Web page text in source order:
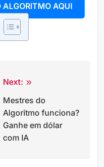
ALGORITMO AQUI
Next:
Mestres do
Algoritmo funciona?
Ganhe em dólar
com IA